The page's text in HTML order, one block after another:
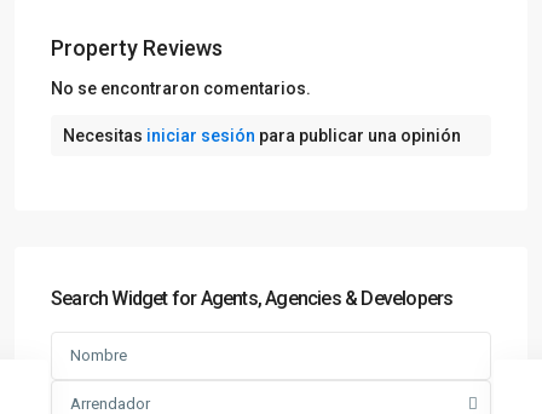
Property Reviews
No se encontraron comentarios.
Necesitas iniciar sesión para publicar una opinión
Search Widget for Agents, Agencies & Developers
Arrendador